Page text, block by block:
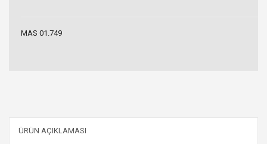
MAS 01.749
ÜRÜN AÇIKLAMASI